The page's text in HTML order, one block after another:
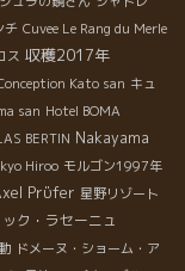
チ Cuvee Le Rang du Merle
ス 収穫2017年
Kato san キュ
san Hotel BOMA
BERTIN Nakayama
Hiroo モルゴン1997年
Prϋfer 星野リゾート
ク・ラセーニュ
ドメーヌ・ショーム・ア